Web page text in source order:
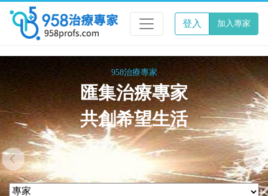
登入 加入專家
958治療專家
藉由專家的手
來呵護您的健康
Previous